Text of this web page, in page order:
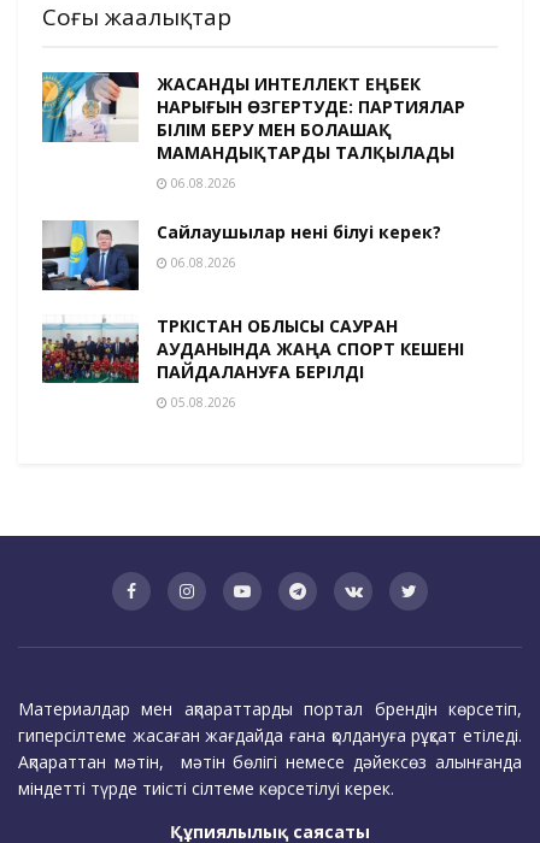
Соңғы жаңалықтар
ЖАСАНДЫ ИНТЕЛЛЕКТ ЕҢБЕК
НАРЫҒЫН ӨЗГЕРТУДЕ: ПАРТИЯЛАР
БІЛІМ БЕРУ МЕН БОЛАШАҚ
МАМАНДЫҚТАРДЫ ТАЛҚЫЛАДЫ
06.08.2026
Сайлаушылар нені білуі керек?
06.08.2026
ТҮРКІСТАН ОБЛЫСЫ САУРАН
АУДАНЫНДА ЖАҢА СПОРТ КЕШЕНІ
ПАЙДАЛАНУҒА БЕРІЛДІ
05.08.2026
Материалдар мен ақпараттарды портал брендін көрсетіп,
гиперсілтеме жасаған жағдайда ғана қолдануға рұқсат етіледі.
Ақпараттан мәтін, мәтін бөлігі немесе дәйексөз алынғанда
міндетті түрде тиісті сілтеме көрсетілуі керек.
Құпиялылық саясаты